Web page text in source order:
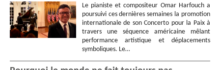
Le pianiste et compositeur Omar Harfouch a
poursuivi ces dernières semaines la promotion
internationale de son Concerto pour la Paix à
travers une séquence américaine mêlant
performance artistique et déplacements
symboliques. Le…